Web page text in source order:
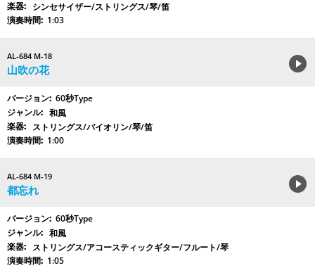
シンセサイザー/ストリングス/琴/笛
1:03
AL-684 M-18
山吹の花
60秒Type
和風
ストリングス/バイオリン/琴/笛
1:00
AL-684 M-19
都忘れ
60秒Type
和風
ストリングス/アコースティックギター/フルート/琴
1:05